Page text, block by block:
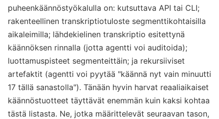
puheenkäännöstyökalulla on: kutsuttava API tai CLI;
rakenteellinen transkriptiotuloste segmenttikohtaisilla
aikaleimilla; lähdekielinen transkriptio esitettynä
käännöksen rinnalla (jotta agentti voi auditoida);
luottamuspisteet segmenteittäin; ja rekursiiviset
artefaktit (agentti voi pyytää "käännä nyt vain minuutti
17 tällä sanastolla"). Tänään hyvin harvat reaaliaikaiset
käännöstuotteet täyttävät enemmän kuin kaksi kohtaa
tästä listasta. Ne, jotka määrittelevät seuraavan tason,